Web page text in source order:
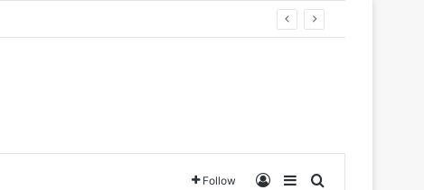
Follow Log InSidebar